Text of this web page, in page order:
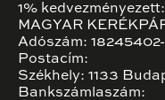
1% kedvezményezett:
MAGYAR
Adószám: 18245402-
Postacím:
Székhely: 1133
Bankszámlaszám: